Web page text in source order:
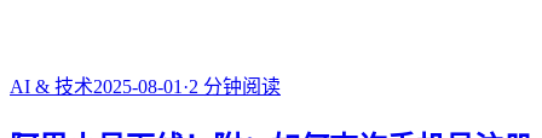
AI & 技术2025-08-01 ·2 分钟阅读